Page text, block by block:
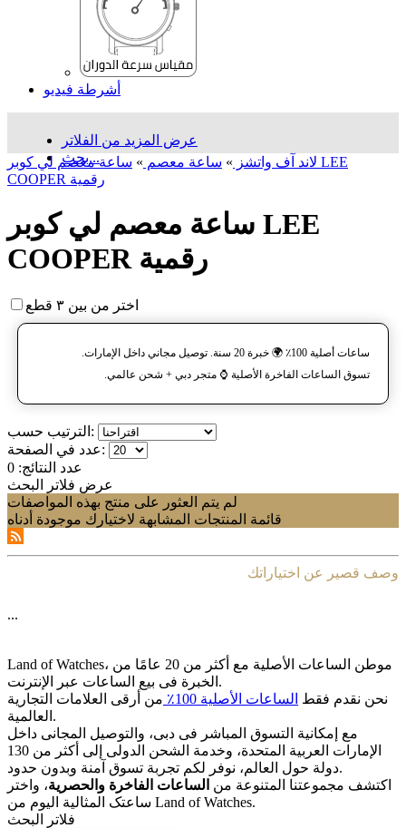
أشرطة فيديو
عرض المزيد من الفلاتر
بحث...
لاند آف واتشز » ساعة معصم » ساعة معصم لي كوبر LEE
COOPER رقمية
ساعة معصم لي كوبر LEE
COOPER رقمية
اختر من بين ٣ قطع
ساعات أصلية 100٪ 🌍 خبرة 20 سنة. توصيل مجاني داخل الإمارات.
تسوق الساعات الفاخرة الأصلية ⌚️ متجر دبي + شحن عالمي.
الترتيب حسب:
عدد في الصفحة:
عدد النتائج: 0
عرض فلاتر البحث
لم يتم العثور على منتج بهذه المواصفات
قائمة المنتجات المشابهة لاختيارك موجودة أدناه
وصف قصير عن اختياراتك
...
Land of Watches، موطن الساعات الأصلیة مع أکثر من 20 عامًا من
الخبرة فی بیع الساعات عبر الإنترنت.
نحن نقدم فقط الساعات الأصلیة 100٪
من أرقى العلامات التجاریة
العالمیة.
مع إمکانیة التسوق المباشر فی دبی، والتوصیل المجانی داخل
الإمارات العربیة المتحدة، وخدمة الشحن الدولی إلى أکثر من 130
دولة حول العالم، نوفر لکم تجربة تسوق آمنة وبدون حدود.
اکتشف مجموعتنا المتنوعة من الساعات الفاخرة والحصریة، واختر
ساعتک المثالیة الیوم من Land of Watches.
فلاتر البحث